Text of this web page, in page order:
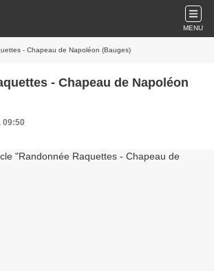
MENU
- Chapeau de Napoléon (Bauges)
- Chapeau de Napoléon
09:50